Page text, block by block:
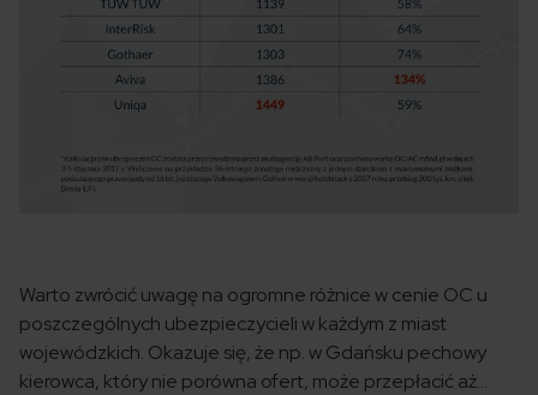
Warto zwrócić uwagę na ogromne różnice w cenie OC u
poszczególnych ubezpieczycieli w każdym z miast
wojewódzkich. Okazuje się, że np. w Gdańsku pechowy
kierowca, który nie porówna ofert, może przepłacić aż…